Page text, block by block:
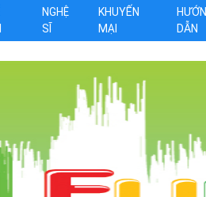
NGHỆ
SĨ
KHUYẾN
MẠI
DẪN